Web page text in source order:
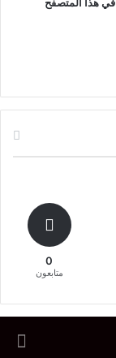
في هذا المتصفح
0
متابعون